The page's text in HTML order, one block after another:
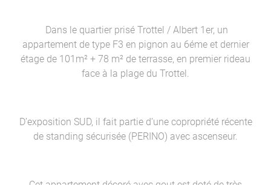
Dans le quartier prisé Trottel / Albert 1er, un
appartement de type F3 en pignon au 6éme et dernier
étage de 101m² + 78 m² de terrasse, en premier rideau
face à la plage du Trottel.
D’exposition SUD, il fait partie d’une copropriété récente
de standing sécurisée (PERINO) avec ascenseur.